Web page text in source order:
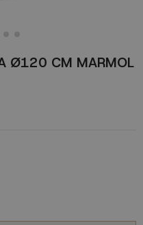
Ø120 CM MARMOL